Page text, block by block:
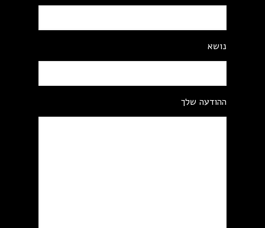
נושא
ההודעה שלך